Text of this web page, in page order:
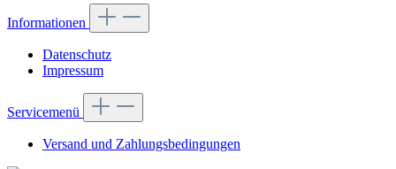
Informationen
Datenschutz
Impressum
Servicemenü
Versand und Zahlungsbedingungen